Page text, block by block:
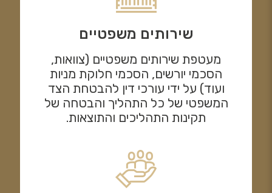
שירותים משפטיים
מעטפת שירותים משפטיים (צוואות,
הסכמי יורשים, הסכמי חלוקת מניות
ועוד) על ידי עורכי דין להבטחת הצד
המשפטי של כל התהליך והבטחה של
תקינות התהליכים והתוצאות.